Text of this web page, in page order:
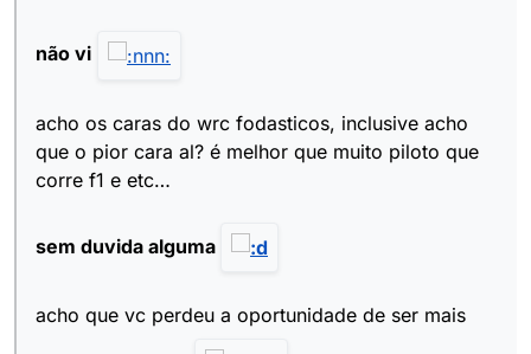
não vi
acho os caras do wrc fodasticos, inclusive acho
que o pior cara al? é melhor que muito piloto que
corre f1 e etc…
sem duvida alguma
acho que vc perdeu a oportunidade de ser mais